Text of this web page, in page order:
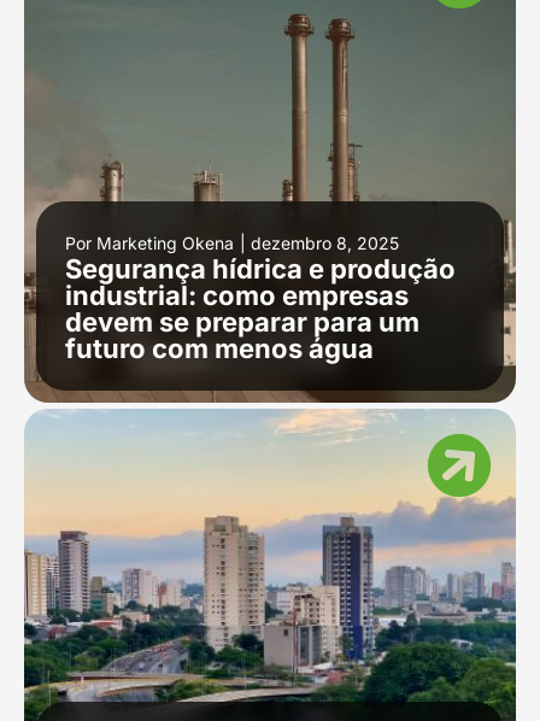
Por Marketing Okena dezembro 8, 2025
Segurança hídrica e produção
industrial: como empresas
devem se preparar para um
futuro com menos água